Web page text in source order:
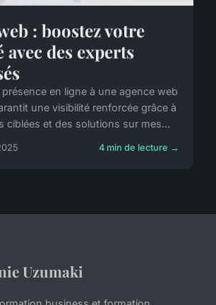
: boostez votre
des experts
en ligne à une agence web
une visibilité renforcée grâce à
ciblées et des solutions sur mes...
4 min de lecture →
Uzumaki